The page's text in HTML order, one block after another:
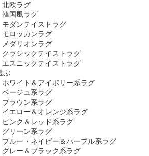
北欧ラグ
韓国風ラグ
モダンテイストラグ
モロッカンラグ
メダリオンラグ
クラシックテイストラグ
エスニックテイストラグ
ぶ
ホワイト＆アイボリー系ラグ
ベージュ系ラグ
ブラウン系ラグ
イエロー＆オレンジ系ラグ
ピンク＆レッド系ラグ
グリーン系ラグ
ブルー・ネイビー＆パープル系ラグ
グレー＆ブラック系ラグ